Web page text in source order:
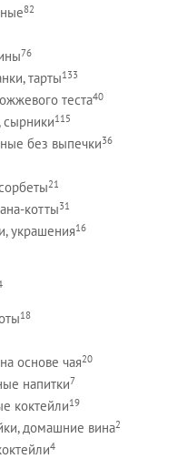
82
76
тарты133
теста40
сырники115
без выпечки36
21
котты31
украшения16
18
основе чая20
напитки7
коктейли19
домашние вина2
4